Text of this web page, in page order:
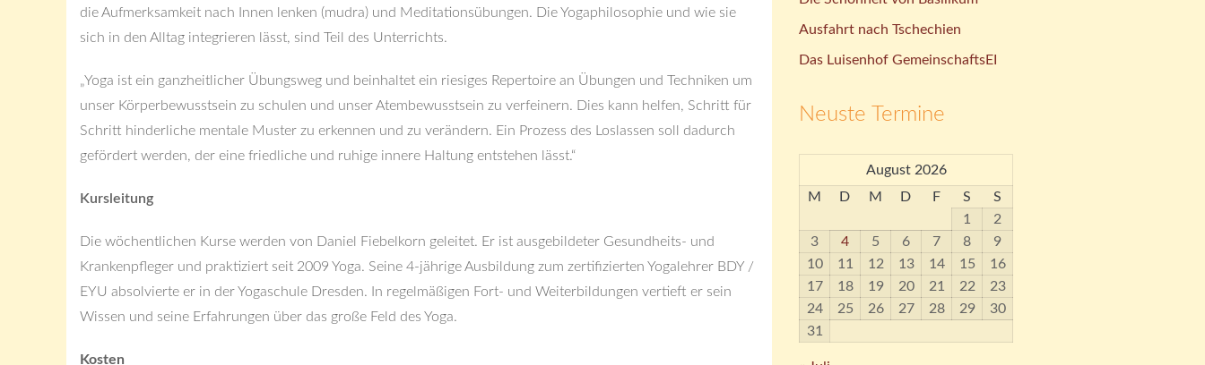
die Aufmerksamkeit nach Innen lenken (mudra) und Meditationsübungen. Die Yogaphilosophie und wie sie
sich in den Alltag integrieren lässt, sind Teil des Unterrichts.
„Yoga ist ein ganzheitlicher Übungsweg und beinhaltet ein riesiges Repertoire an Übungen und Techniken um
unser Körperbewusstsein zu schulen und unser Atembewusstsein zu verfeinern. Dies kann helfen, Schritt für
Schritt hinderliche mentale Muster zu erkennen und zu verändern. Ein Prozess des Loslassen soll dadurch
gefördert werden, der eine friedliche und ruhige innere Haltung entstehen lässt.“
Kursleitung
Die wöchentlichen Kurse werden von Daniel Fiebelkorn geleitet. Er ist ausgebildeter Gesundheits- und
Krankenpfleger und praktiziert seit 2009 Yoga. Seine 4-jährige Ausbildung zum zertifizierten Yogalehrer BDY /
EYU absolvierte er in der Yogaschule Dresden. In regelmäßigen Fort- und Weiterbildungen vertieft er sein
Wissen und seine Erfahrungen über das große Feld des Yoga.
Kosten
Ausfahrt nach Tschechien
Das Luisenhof GemeinschaftsEI
Neuste Termine
August 2026
M
D M D F S
S
1
2
3
4 5 6 7 8
9
10
11 12 13 14 15
16
17
18 19 20 21 22
23
24
25 26 27 28 29
30
31